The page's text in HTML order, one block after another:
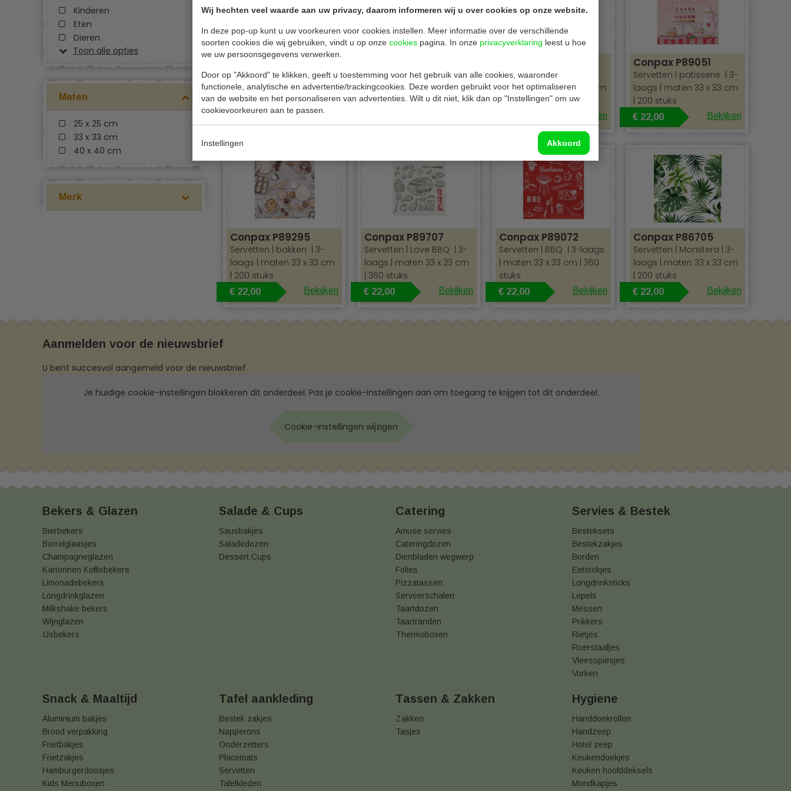
Wij hechten veel waarde aan uw privacy, daarom informeren wij u over cookies op onze website.
In deze pop-up kunt u uw voorkeuren voor cookies instellen. Meer informatie over de verschillende
soorten cookies die wij gebruiken, vindt u op onze cookies pagina. In onze privacyverklaring leest u hoe
we uw persoonsgegevens verwerken.
Door op "Akkoord" te klikken, geeft u toestemming voor het gebruik van alle cookies, waaronder
functionele, analytische en advertentie/trackingcookies. Deze worden gebruikt voor het optimaliseren
van de website en het personaliseren van advertenties. Wilt u dit niet, klik dan op "Instellingen" om uw
cookievoorkeuren aan te passen.
Instellingen Akkoord
Kinderen
Eten
Dieren
Toon alle opties
Maten
25 x 25 cm
33 x 33 cm
40 x 40 cm
Merk
Conpax P88606
Servetten | fruit | 3-laags |
maten 33 x 33 cm | 200
stuks
Bekijken
Servetten | aardbeien | 3-
laags | maten 33 x 33 cm
| 200 stuks
Servetten | voetbal | 3-
laags | maten 33 x 33 cm
| 200 stuks
Bekijken
Conpax P89051
Servetten | patisserie | 3-
laags | maten 33 x 33 cm
| 200 stuks
€ 22,00 Bekijken
Conpax P89295
Servetten | bakken | 3-
laags | maten 33 x 33 cm
| 200 stuks
€ 22,00 Bekijken
Conpax P89707
Servetten | Love BBQ | 3-
laags | maten 33 x 33 cm
| 360 stuks
€ 22,00 Bekijken
Conpax P89072
Servetten | BBQ | 3-laags
| maten 33 x 33 cm | 360
stuks
€ 22,00 Bekijken
Conpax P86705
Servetten | Monstera | 3-
laags | maten 33 x 33 cm
| 200 stuks
€ 22,00 Bekijken
Aanmelden voor de nieuwsbrief
U bent succesvol aangemeld voor de nieuwsbrief.
Je huidige cookie-instellingen blokkeren dit onderdeel. Pas je cookie-instellingen aan om toegang te krijgen tot dit onderdeel.
Cookie-instellingen wijzigen
Bekers & Glazen
Bierbekers
Borrelglaasjes
Champagneglazen
Kartonnen Koffiebekers
Limonadebekers
Longdrinkglazen
Milkshake bekers
Wijnglazen
IJsbekers
Salade & Cups
Sausbakjes
Saladedozen
Dessert Cups
Catering
Amuse servies
Cateringdozen
Dienbladen wegwerp
Folies
Pizzatassen
Serveerschalen
Taartdozen
Taartranden
Thermoboxen
Servies & Bestek
Besteksets
Bestekzakjes
Borden
Eetstokjes
Longdrinksticks
Lepels
Messen
Prikkers
Rietjes
Roerstaafjes
Vleesspiesjes
Vorken
Snack & Maaltijd
Aluminium bakjes
Brood verpakking
Frietbakjes
Frietzakjes
Hamburgerdoosjes
Kids Menuboxen
Tafel aankleding
Bestek zakjes
Napperons
Onderzetters
Placemats
Servetten
Tafelkleden
Tassen & Zakken
Zakken
Tasjes
Hygiene
Handdoekrollen
Handzeep
Hotel zeep
Keukendoekjes
Keuken hoofddeksels
Mondkapjes